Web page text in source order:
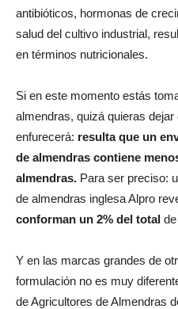
antibióticos, hormonas de
salud del cultivo industrial,
en términos nutricionales.
Si en este momento estás
almendras, quizá quieras
enfurecerá: resulta que un
de almendras contiene
almendras. Para ser preciso:
de almendras inglesa Alpro
conforman un 2% del total
Y en las marcas grandes de
formulación no es muy
de Agricultores de Almendras